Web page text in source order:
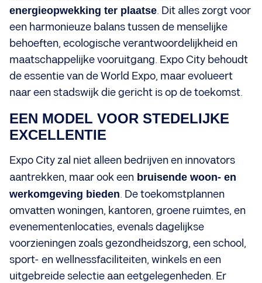
energieopwekking ter plaatse. Dit alles zorgt voor
een harmonieuze balans tussen de menselijke
behoeften, ecologische verantwoordelijkheid en
maatschappelijke vooruitgang. Expo City behoudt
de essentie van de World Expo, maar evolueert
naar een stadswijk die gericht is op de toekomst.
EEN MODEL VOOR STEDELIJKE
EXCELLENTIE
Expo City zal niet alleen bedrijven en innovators
aantrekken, maar ook een bruisende woon- en
werkomgeving bieden. De toekomstplannen
omvatten woningen, kantoren, groene ruimtes, en
evenementenlocaties, evenals dagelijkse
voorzieningen zoals gezondheidszorg, een school,
sport- en wellnessfaciliteiten, winkels en een
uitgebreide selectie aan eetgelegenheden. Er